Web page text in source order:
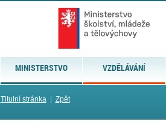
MINISTERSTVO VZDĚLÁVÁNÍ
Titulní stránka| Zpět